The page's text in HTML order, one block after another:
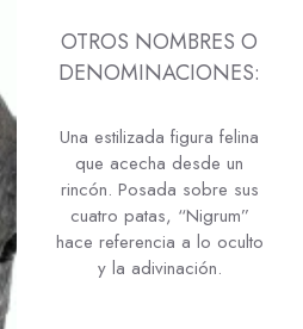
OTROS NOMBRES O
DENOMINACIONES:
Una estilizada figura felina
que acecha desde un
rincón. Posada sobre sus
cuatro patas, “Nigrum”
hace referencia a lo oculto
y la adivinación.